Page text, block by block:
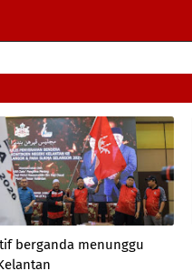
berganda menunggu